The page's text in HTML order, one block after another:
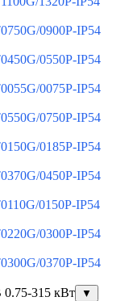
0900P-IP54
0550P-IP54
0075P-IP54
0750P-IP54
0185P-IP54
0450P-IP54
0150P-IP54
0300P-IP54
0370P-IP54
315 кВт
▼